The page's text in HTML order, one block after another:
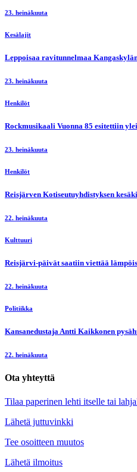
23. heinäkuuta
Kesälajit
Leppoisaa ravitunnelmaa
23. heinäkuuta
Henkilöt
Rockmusikaali Vuonna 85 esitettiin
23. heinäkuuta
Henkilöt
Reisjärven Kotiseutuyhdistyksen
22. heinäkuuta
Kulttuuri
Reisjärvi-päivät saatiin viettää
22. heinäkuuta
Politiikka
Kansanedustaja Antti Kaikkonen
22. heinäkuuta
Ota yhteyttä
Tilaa paperinen lehti itselle tai
Lähetä juttuvinkki
Tee osoitteen muutos
Lähetä ilmoitus